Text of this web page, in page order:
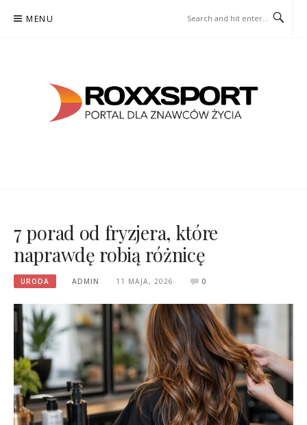
MENU
7 porad od fryzjera, które
naprawdę robią różnicę
URODA ADMIN 11 MAJA, 2026 0